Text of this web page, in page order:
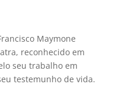
Maymone
reconhecido em
seu trabalho em
testemunho de vida.